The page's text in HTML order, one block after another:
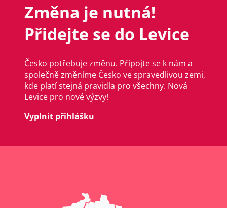
Změna je nutná!
Přidejte se do Levice
Česko potřebuje změnu. Připojte se k nám a
společně změníme Česko ve spravedlivou zemi,
kde platí stejná pravidla pro všechny. Nová
Levice pro nové výzvy!
Vyplnit přihlášku